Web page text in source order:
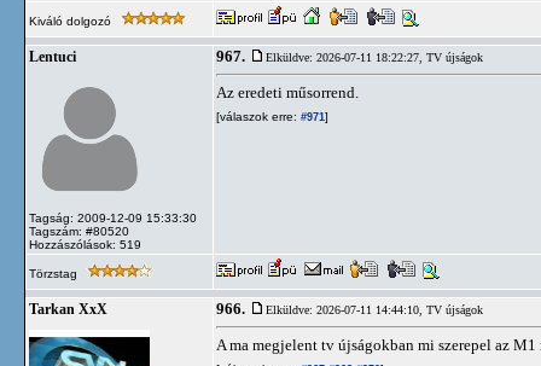
Kiváló dolgozó
Lentuci
Tagság: 2009-12-09 15:33:30
Tagszám: #80520
Hozzászólások: 519
967. Elküldve: 2026-07-11 18:22:27, TV újságok
Az eredeti műsorrend.
[válaszok erre: #971]
Törzstag
Tarkan XxX 966. Elküldve: 2026-07-11 14:44:10, TV újságok
A ma megjelent tv újságokban mi szerepel az M1